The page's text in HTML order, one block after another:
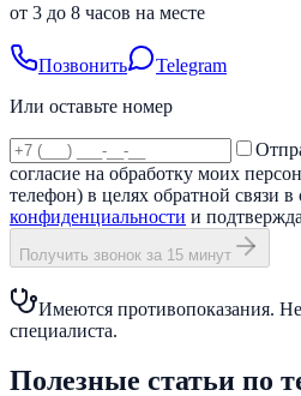
от 3 до 8 часов на месте
Позвонить
Telegram
Или оставьте номер
согласие на обработку моих
телефон) в целях обратной связи в
конфиденциальности и
Получить звонок за 15 минут
Имеются противопоказания.
специалиста.
Полезные статьи по